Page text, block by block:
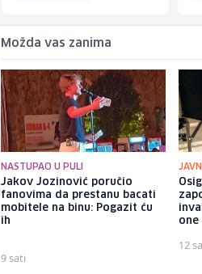
Možda vas zanima
NASTUPAO U PULI
Jakov Jozinović poručio
fanovima da prestanu bacati
mobitele na binu: Pogazit ću
ih
9 sati
one
12